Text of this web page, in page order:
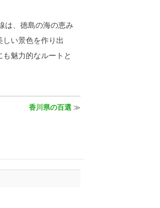
は、徳島の海の恵み
い景色を作り出
魅力的なルートと
香川県の百選≫